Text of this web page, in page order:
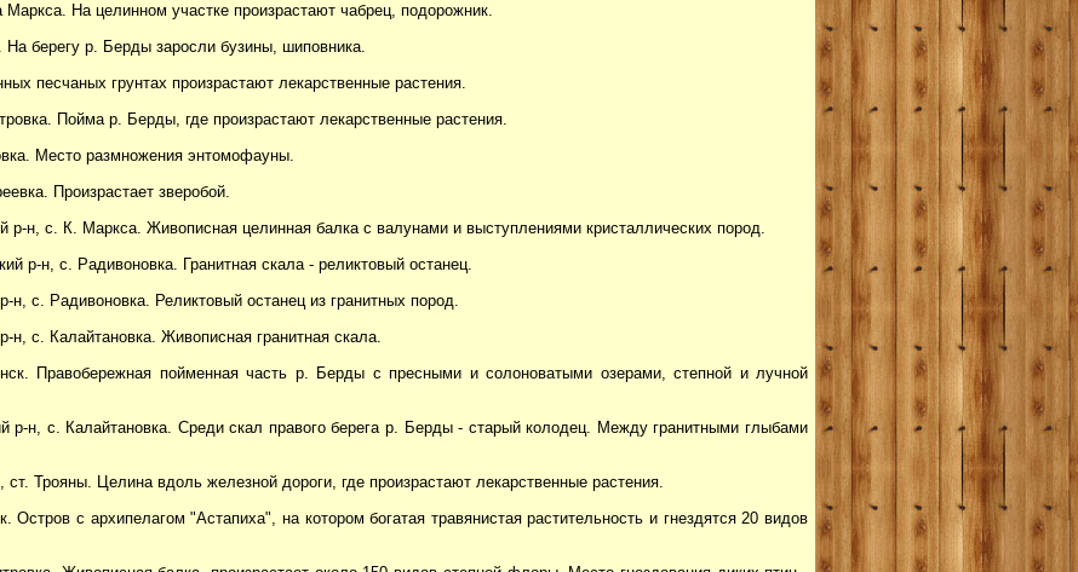
На целинном участке произрастают чабрец, подорожник.
берегу р. Берды заросли бузины, шиповника.
песчаных грунтах произрастают лекарственные растения.
Пойма р. Берды, где произрастают лекарственные растения.
Место размножения энтомофауны.
Произрастает зверобой.
р-н, с. К. Маркса. Живописная целинная балка с валунами и выступлениями кристаллических пород.
р-н, с. Радивоновка. Гранитная скала - реликтовый останец.
н, с. Радивоновка. Реликтовый останец из гранитных пород.
н, с. Калайтановка. Живописная гранитная скала.
Правобережная пойменная часть р. Берды с пресными и солоноватыми озерами, степной и лучной
р-н, с. Калайтановка. Среди скал правого берега р. Берды - старый колодец. Между гранитными глыбами
ст. Трояны. Целина вдоль железной дороги, где произрастают лекарственные растения.
Остров с архипелагом "Астапиха", на котором богатая травянистая растительность и гнездятся 20 видов